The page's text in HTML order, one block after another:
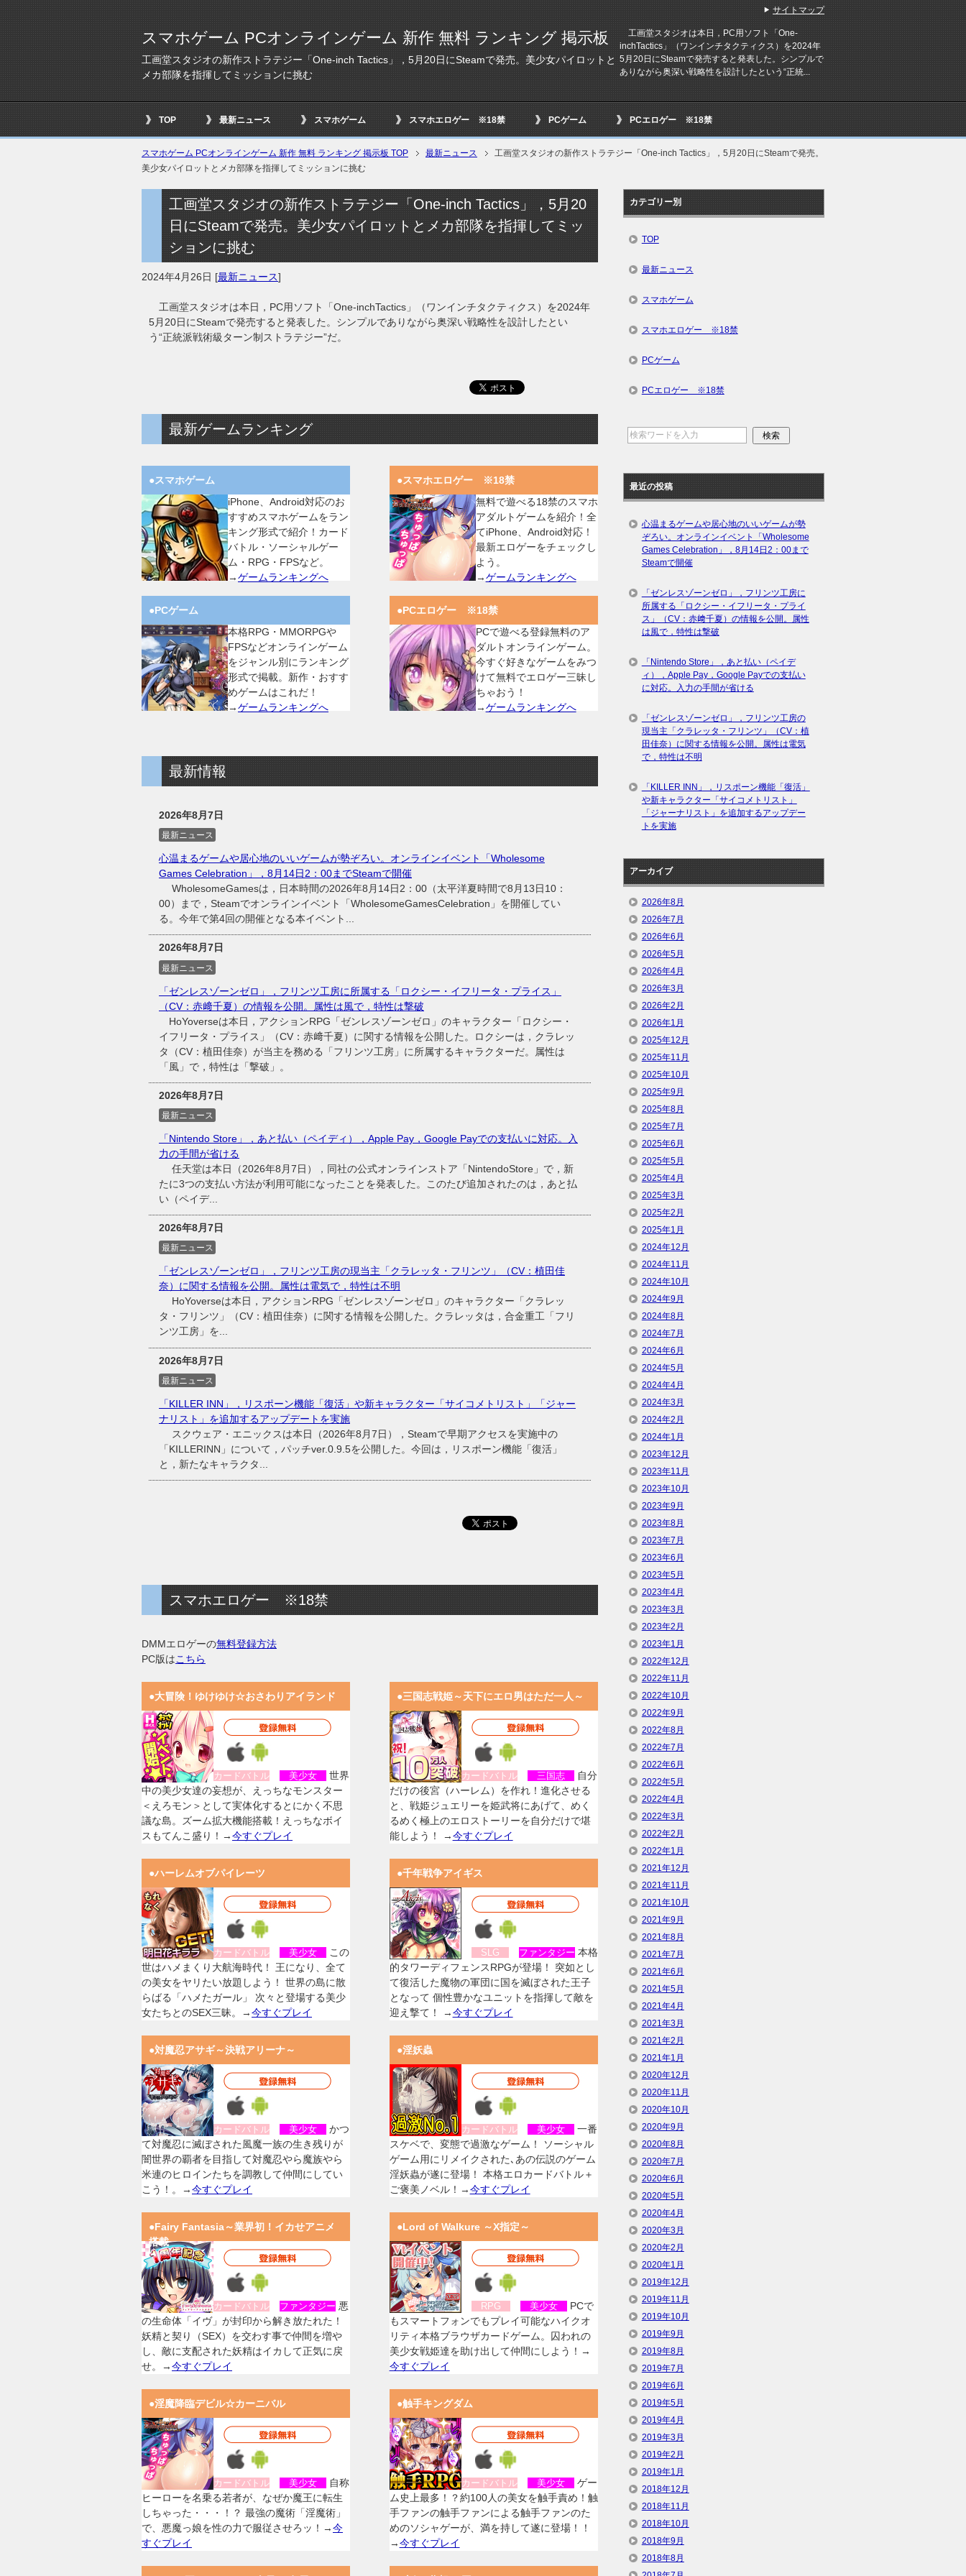
スマホゲーム PCオンラインゲーム 新作 無料 ランキング 掲示板
工画堂スタジオの新作ストラテジー「One-inch Tactics」，5月20日にSteamで発売。美少女パイロットと
メカ部隊を指揮してミッションに挑む
工画堂スタジオは本日，PC用ソフト「One-
inchTactics」（ワンインチタクティクス）を2024年
5月20日にSteamで発売すると発表した。シンプルで
ありながら奥深い戦略性を設計したという“正統...
TOP 最新ニュース スマホゲーム スマホエロゲー ※18禁 PCゲーム PCエロゲー ※18禁
スマホゲーム PCオンラインゲーム 新作 無料 ランキング 掲示板 TOP 最新ニュース
工画堂スタジオの新作ストラテジー「One-inch Tactics」，5月20日にSteamで発売。
美少女パイロットとメカ部隊を指揮してミッションに挑む
工画堂スタジオの新作ストラテジー「One-inch Tactics」，5月20
日にSteamで発売。美少女パイロットとメカ部隊を指揮してミッ
ションに挑む
2024年4月26日 [最新ニュース]
工画堂スタジオは本日，PC用ソフト「One-inchTactics」（ワンインチタクティクス）を2024年
5月20日にSteamで発売すると発表した。シンプルでありながら奥深い戦略性を設計したとい
う“正統派戦術級ターン制ストラテジー”だ。
最新ゲームランキング
●スマホゲーム
iPhone、Android対応のお
すすめスマホゲームをラン
キング形式で紹介！カード
バトル・ソーシャルゲー
ム・RPG・FPSなど。
→ゲームランキングへ
●スマホエロゲー ※18禁
無料で遊べる18禁のスマホ
アダルトゲームを紹介！全
てiPhone、Android対応！
最新エロゲーをチェックし
よう。
→ゲームランキングへ
●PCゲーム
本格RPG・MMORPGや
FPSなどオンラインゲーム
をジャンル別にランキング
形式で掲載。新作・おすす
めゲームはこれだ！
→ゲームランキングへ
●PCエロゲー ※18禁
PCで遊べる登録無料のア
ダルトオンラインゲーム。
今すぐ好きなゲームをみつ
けて無料でエロゲー三昧し
ちゃおう！
→ゲームランキングへ
最新情報
2026年8月7日
最新ニュース
心温まるゲームや居心地のいいゲームが勢ぞろい。オンラインイベント「Wholesome
Games Celebration」，8月14日2：00までSteamで開催
WholesomeGamesは，日本時間の2026年8月14日2：00（太平洋夏時間で8月13日10：
00）まで，Steamでオンラインイベント「WholesomeGamesCelebration」を開催してい
る。今年で第4回の開催となる本イベント...
2026年8月7日
最新ニュース
「ゼンレスゾーンゼロ」，フリンツ工房に所属する「ロクシー・イフリータ・プライス」
（CV：赤﨑千夏）の情報を公開。属性は風で，特性は撃破
HoYoverseは本日，アクションRPG「ゼンレスゾーンゼロ」のキャラクター「ロクシー・
イフリータ・プライス」（CV：赤﨑千夏）に関する情報を公開した。ロクシーは，クラレッ
タ（CV：植田佳奈）が当主を務める「フリンツ工房」に所属するキャラクターだ。属性は
「風」で，特性は「撃破」。
2026年8月7日
最新ニュース
「Nintendo Store」，あと払い（ペイディ），Apple Pay，Google Payでの支払いに対応。入
力の手間が省ける
任天堂は本日（2026年8月7日），同社の公式オンラインストア「NintendoStore」で，新
たに3つの支払い方法が利用可能になったことを発表した。このたび追加されたのは，あと払
い（ペイデ...
2026年8月7日
最新ニュース
「ゼンレスゾーンゼロ」，フリンツ工房の現当主「クラレッタ・フリンツ」（CV：植田佳
奈）に関する情報を公開。属性は電気で，特性は不明
HoYoverseは本日，アクションRPG「ゼンレスゾーンゼロ」のキャラクター「クラレッ
タ・フリンツ」（CV：植田佳奈）に関する情報を公開した。クラレッタは，合金重工「フリ
ンツ工房」を...
2026年8月7日
最新ニュース
「KILLER INN」，リスポーン機能「復活」や新キャラクター「サイコメトリスト」「ジャー
ナリスト」を追加するアップデートを実施
スクウェア・エニックスは本日（2026年8月7日），Steamで早期アクセスを実施中の
「KILLERINN」について，パッチver.0.9.5を公開した。今回は，リスポーン機能「復活」
と，新たなキャラクタ...
スマホエロゲー ※18禁
DMMエロゲーの無料登録方法
PC版はこちら
●大冒険！ゆけゆけ☆おさわりアイランド
カードバトル 美少女
世界
中の美少女達の妄想が、えっちなモンスター
＜えろモン＞として実体化するとにかく不思
議な島。ズーム拡大機能搭載！えっちなボイ
スもてんこ盛り！→今すぐプレイ
●三国志戦姫～天下にエロ男はただ一人～
カードバトル 三国志
自分
だけの後宮（ハーレム）を作れ！進化させる
と、戦姫ジュエリーを姫武将にあげて、めく
るめく極上のエロストーリーを自分だけで堪
能しよう！ →今すぐプレイ
●ハーレムオブパイレーツ
カードバトル 美少女
この
世はハメまくり大航海時代！ 王になり、全て
の美女をヤリたい放題しよう！ 世界の島に散
らばる「ハメたガール」 次々と登場する美少
女たちとのSEX三昧。→今すぐプレイ
●千年戦争アイギス
SLG ファンタジー 本格
的タワーディフェンスRPGが登場！ 突如とし
て復活した魔物の軍団に国を滅ぼされた王子
となって 個性豊かなユニットを指揮して敵を
迎え撃て！ →今すぐプレイ
●対魔忍アサギ～決戦アリーナ～
カードバトル 美少女
かつ
て対魔忍に滅ぼされた風魔一族の生き残りが
闇世界の覇者を目指して対魔忍やら魔族やら
米連のヒロインたちを調教して仲間にしてい
こう！。→今すぐプレイ
●淫妖蟲
カードバトル 美少女
一番
スケベで、変態で過激なゲーム！ ソーシャル
ゲーム用にリメイクされた､あの伝説のゲーム
淫妖蟲が遂に登場！ 本格エロカードバトル＋
ご褒美ノベル！→今すぐプレイ
●Fairy Fantasia～業界初！イカせアニメ
搭載
カードバトル ファンタジー 悪
の生命体「イヴ」が封印から解き放たれた！
妖精と契り（SEX）を交わす事で仲間を増や
し、敵に支配された妖精はイカして正気に戻
せ。→今すぐプレイ
●Lord of Walkure ～X指定～
RPG 美少女
PCで
もスマートフォンでもプレイ可能なハイクオ
リティ本格ブラウザカードゲーム。囚われの
美少女戦姫達を助け出して仲間にしよう！→
今すぐプレイ
●淫魔降臨デビル☆カーニバル
カードバトル 美少女
自称
ヒーローを名乗る若者が、なぜか魔王に転生
しちゃった・・・！？ 最強の魔術「淫魔術」
で、悪魔っ娘を性の力で服従させろッ！→今
すぐプレイ
●触手キングダム
カードバトル 美少女
ゲー
ム史上最多！？約100人の美女を触手責め！触
手ファンの触手ファンによる触手ファンのた
めのソシャゲーが、満を持して遂に登場！！
→今すぐプレイ
カテゴリー別
TOP
最新ニュース
スマホゲーム
スマホエロゲー ※18禁
PCゲーム
PCエロゲー ※18禁
最近の投稿
心温まるゲームや居心地のいいゲームが勢
ぞろい。オンラインイベント「Wholesome
Games Celebration」，8月14日2：00まで
Steamで開催
「ゼンレスゾーンゼロ」，フリンツ工房に
所属する「ロクシー・イフリータ・プライ
ス」（CV：赤﨑千夏）の情報を公開。属性
は風で，特性は撃破
「Nintendo Store」，あと払い（ペイデ
ィ），Apple Pay，Google Payでの支払い
に対応。入力の手間が省ける
「ゼンレスゾーンゼロ」，フリンツ工房の
現当主「クラレッタ・フリンツ」（CV：植
田佳奈）に関する情報を公開。属性は電気
で，特性は不明
「KILLER INN」，リスポーン機能「復活」
や新キャラクター「サイコメトリスト」
「ジャーナリスト」を追加するアップデー
トを実施
アーカイブ
2026年8月
2026年7月
2026年6月
2026年5月
2026年4月
2026年3月
2026年2月
2026年1月
2025年12月
2025年11月
2025年10月
2025年9月
2025年8月
2025年7月
2025年6月
2025年5月
2025年4月
2025年3月
2025年2月
2025年1月
2024年12月
2024年11月
2024年10月
2024年9月
2024年8月
2024年7月
2024年6月
2024年5月
2024年4月
2024年3月
2024年2月
2024年1月
2023年12月
2023年11月
2023年10月
2023年9月
2023年8月
2023年7月
2023年6月
2023年5月
2023年4月
2023年3月
2023年2月
2023年1月
2022年12月
2022年11月
2022年10月
2022年9月
2022年8月
2022年7月
2022年6月
2022年5月
2022年4月
2022年3月
2022年2月
2022年1月
2021年12月
2021年11月
2021年10月
2021年9月
2021年8月
2021年7月
2021年6月
2021年5月
2021年4月
2021年3月
2021年2月
2021年1月
2020年12月
2020年11月
2020年10月
2020年9月
2020年8月
2020年7月
2020年6月
2020年5月
2020年4月
2020年3月
2020年2月
2020年1月
2019年12月
2019年11月
2019年10月
2019年9月
2019年8月
2019年7月
2019年6月
2019年5月
2019年4月
2019年3月
2019年2月
2019年1月
2018年12月
2018年11月
2018年10月
2018年9月
2018年8月
サイトマップ